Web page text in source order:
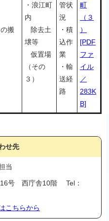
搬
・浪江町
内
除去土
壌等
仮置場
（その
３）
管状
況
・積
込作
業
・輸
送経
路
町
（３
）
[PDF
ファ
イル
／
283K
B]
せ先
当
16号 西庁舎10階 Tel：
こちらから